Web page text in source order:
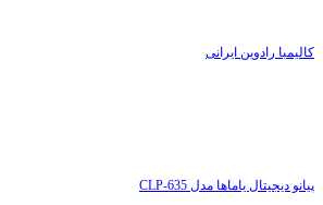
کالیمبا رادوین ایرانی
پیانو دیجیتال یاماها مدل CLP-635